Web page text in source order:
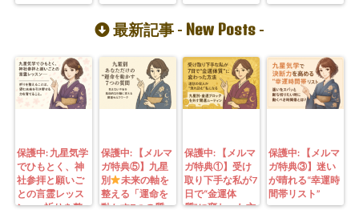
最新記事 - New Posts -
保護中: 九星気学
でひもとく、神
社参拝と願いご
との言霊レッス
ン—— 祈りを整
保護中: 【メルマ
ガ特典⑤】九星
別
未来の軸を
整える「運命を
動かす7つの質
保護中: 【メルマ
ガ特典①】受け
取り下手な私が7
日で“金運体
質”に変わった方
保護中: 【メルマ
ガ特典③】迷い
が晴れる“幸運時
間帯リスト”